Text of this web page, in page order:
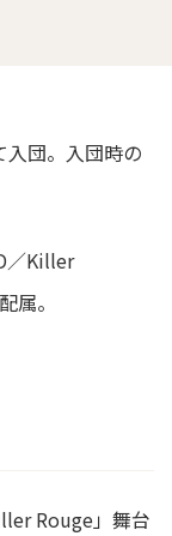
団。入団時の
／Killer
属。
Rouge」舞台